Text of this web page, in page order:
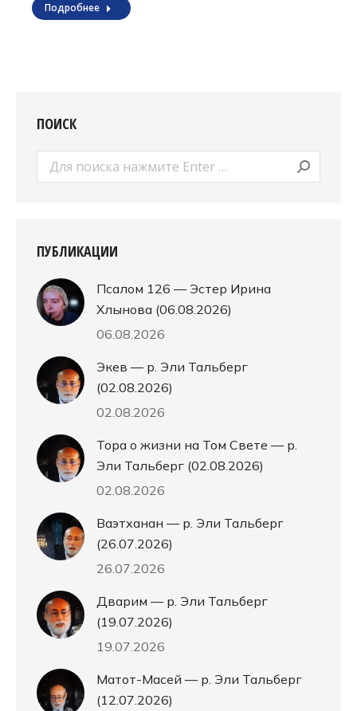
Подробнее
ПОИСК
Поиск:
ПУБЛИКАЦИИ
Псалом 126 — Эстер Ирина
Хлынова (06.08.2026)
06.08.2026
Экев — р. Эли Тальберг
(02.08.2026)
02.08.2026
Тора о жизни на Том Свете — р.
Эли Тальберг (02.08.2026)
02.08.2026
Ваэтханан — р. Эли Тальберг
(26.07.2026)
26.07.2026
Дварим — р. Эли Тальберг
(19.07.2026)
19.07.2026
Матот-Масей — р. Эли Тальберг
(12.07.2026)